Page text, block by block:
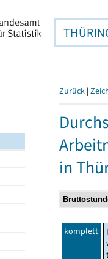
Zurück |
in
komplett